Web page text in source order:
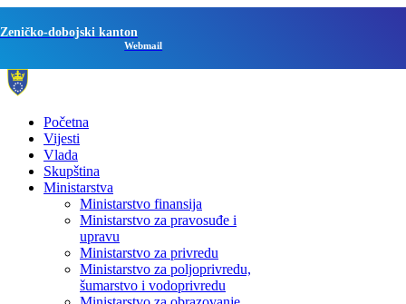
Zeničko-dobojski kanton
Webmail
Početna
Vijesti
Vlada
Skupština
Ministarstva
Ministarstvo finansija
Ministarstvo za pravosuđe i
upravu
Ministarstvo za privredu
Ministarstvo za poljoprivredu,
šumarstvo i vodoprivredu